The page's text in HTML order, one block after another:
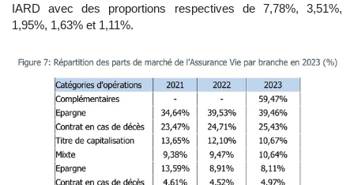
IARD avec des proportions respectives de 7,78%, 3,51%,
1,95%, 1,63% et 1,11%.